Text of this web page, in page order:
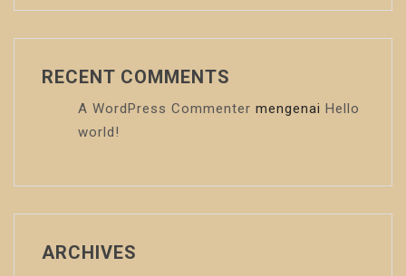
RECENT COMMENTS
A WordPress Commenter mengenai Hello
world!
ARCHIVES